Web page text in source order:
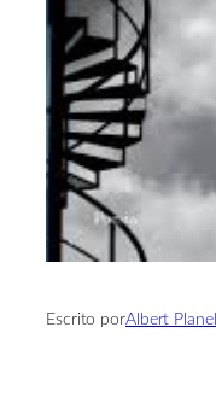
Escrito porAlbert